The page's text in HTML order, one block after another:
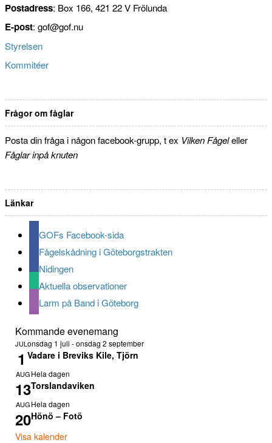
Postadress: Box 166, 421 22 V Frölunda
E-post: gof@gof.nu
Styrelsen
Kommitéer
Frågor om fåglar
Posta din fråga i någon facebook-grupp, t ex Vilken Fågeleller
Fåglar inpå knuten
Länkar
GOFs Facebook-sida
Fågelskådning i Göteborgstrakten
Nidingen
Aktuella observationer
Larm på Band i Göteborg
Kommande evenemang
JUL
1
onsdag 1 juli -onsdag 2 september
Vadare i Breviks Kile, Tjörn
AUG
13
Hela dagen
Torslandaviken
AUG
20
Hela dagen
Hönö – Fotö
Visa kalender